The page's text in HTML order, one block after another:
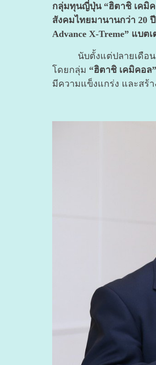
กลุ่มทุนญี่ปุ่น “ฮิตาชิ เคมิ
สังคมไทยมานานกว่า 20
Advance X-Treme” แบ
นับตั้งแต่ปลายเดือนกร
โดยกลุ่ม “ฮิตาชิ เคมิคอล”
มีความแข็งแกร่ง และสร้